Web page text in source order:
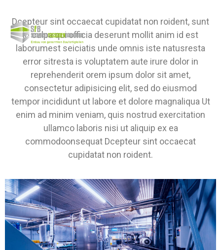
Dcepteur sint occaecat cupidatat non roident, sunt
in culpa qui officia deserunt mollit anim id est
laborumest seiciatis unde omnis iste natusresta
error sitresta is voluptatem aute irure dolor in
reprehenderit orem ipsum dolor sit amet,
consectetur adipisicing elit, sed do eiusmod
tempor incididunt ut labore et dolore magnaliqua Ut
enim ad minim veniam, quis nostrud exercitation
ullamco laboris nisi ut aliquip ex ea
commodoonsequat Dcepteur sint occaecat
cupidatat non roident.